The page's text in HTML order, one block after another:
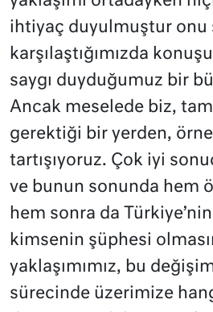
ihtiyaç duyulmuştur onu
karşılaştığımızda
saygı duyduğumuz bir
Ancak meselede biz, tam
gerektiği bir yerden,
tartışıyoruz. Çok iyi
ve bunun sonunda hem
hem sonra da
kimsenin şüphesi
yaklaşımımız, bu
sürecinde üzerimize